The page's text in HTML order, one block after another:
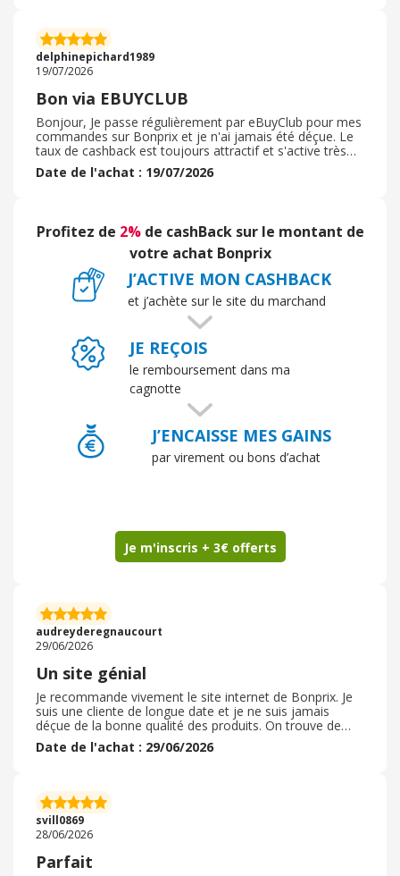
rapide sur le moyen de paiement adopté au départ. C
est une très belle expérience et ils proposent une belle
collection pour toutes les tailles. Merci
delphinepichard1989
19/07/2026
Bon via EBUYCLUB
Bonjour, Je passe régulièrement par eBuyClub pour mes
commandes sur Bonprix et je n'ai jamais été déçue. Le
taux de cashback est toujours attractif et s'active très
facilement via l'extension. C'est un excellent moyen de
faire des économies supplémentaires sur des vêtements
délais annoncés. Je recommande vivement ce combo
pour maximiser son pouvoir d'achat ! Achat bon prix
rentabilisé, nouveau vêtements de grossesse bien taillé
pour cet été. Merci.
Date de l'achat : 19/07/2026
Profitez de 2%de cashBack sur le montant de
votre achat Bonprix
J’ACTIVE MON CASHBACK
et j’achète sur le site du marchand
JE REÇOIS
le remboursement dans ma
cagnotte
J’ENCAISSE MES GAINS
par virement ou bons d’achat
Je m'inscris + 3€ offerts
audreyderegnaucourt
29/06/2026
Un site génial
Je recommande vivement le site internet de Bonprix. Je
suis une cliente de longue date et je ne suis jamais
déçue de la bonne qualité des produits. On trouve de
tout pour les bébés, pour les enfants, les adolescents,
les femmes, les hommes, des chaussures et même des
nombreuses bonnes marques ce qui est interessant
ayant un adolescent à la maison. C'est vraiment une
super enseigne avec des supers produits très bien.
Date de l'achat : 29/06/2026
svill0869
28/06/2026
Parfait